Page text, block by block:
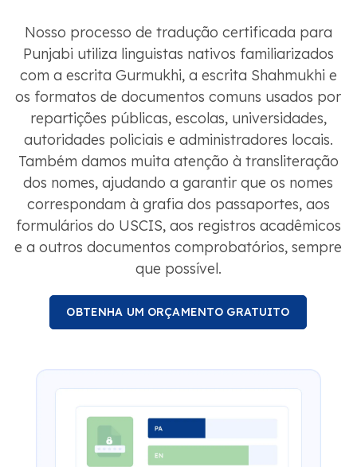
Nosso processo de tradução certificada para
Punjabi utiliza linguistas nativos familiarizados
com a escrita Gurmukhi, a escrita Shahmukhi e
os formatos de documentos comuns usados ​​por
repartições públicas, escolas, universidades,
autoridades policiais e administradores locais.
Também damos muita atenção à transliteração
dos nomes, ajudando a garantir que os nomes
correspondam à grafia dos passaportes, aos
formulários do USCIS, aos registros acadêmicos
e a outros documentos comprobatórios, sempre
que possível.
OBTENHA UM ORÇAMENTO GRATUITO